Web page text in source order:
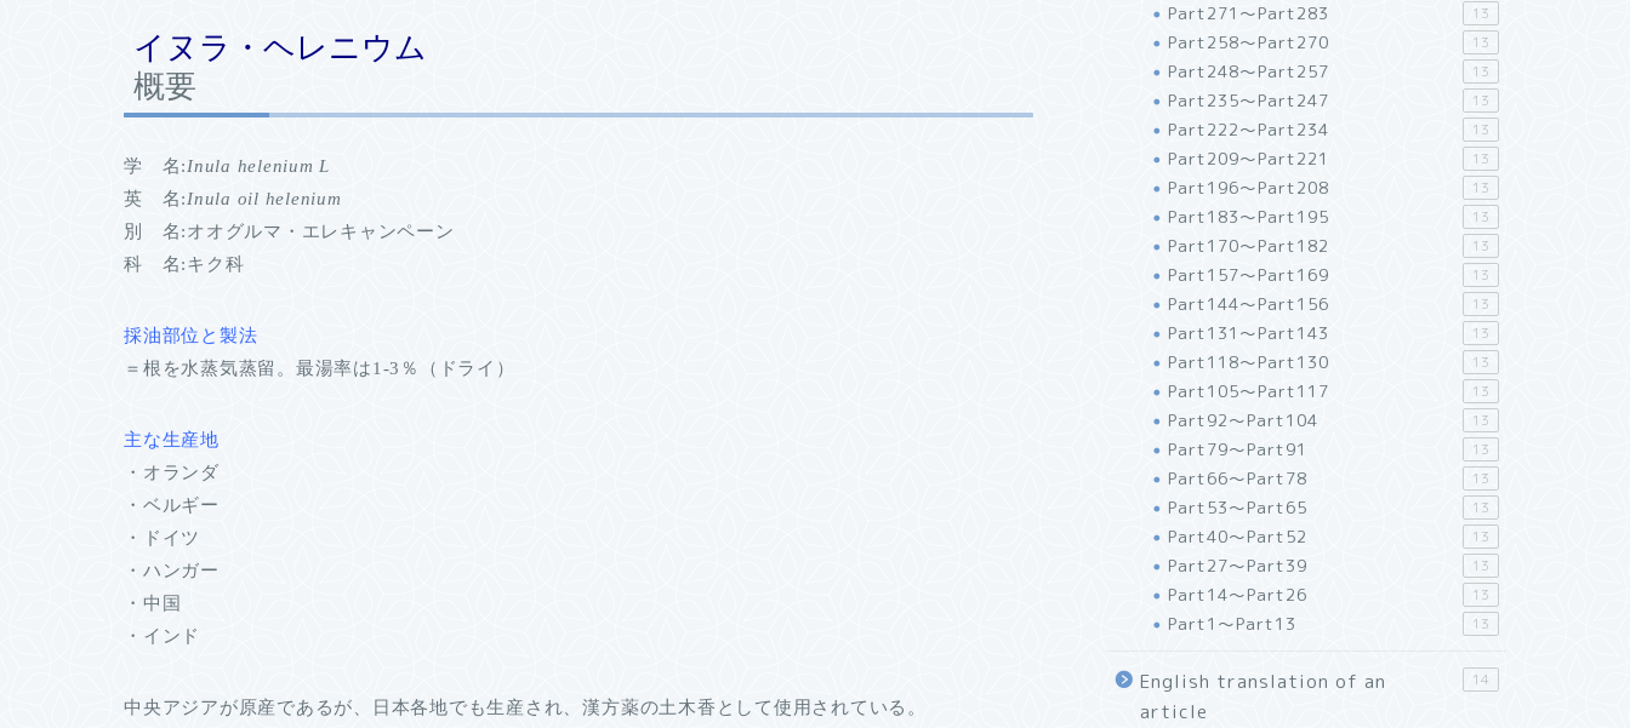
イヌラ・ヘレニウム
概要
学 名:Inula helenium L
英 名:Inula oil helenium
別 名:オオグルマ・エレキャンペーン
科 名:キク科
採油部位と製法
＝根を水蒸気蒸留。最湯率は1-3％（ドライ）
主な生産地
・オランダ
・ベルギー
・ドイツ
・ハンガー
・中国
・インド
中央アジアが原産であるが、日本各地でも生産され、漢方薬の土木香として使用されている。
Part271～Part283 13
Part258～Part270 13
Part248～Part257 13
Part235～Part247 13
Part222～Part234 13
Part209～Part221 13
Part196～Part208 13
Part183～Part195 13
Part170～Part182 13
Part157～Part169 13
Part144～Part156 13
Part131～Part143 13
Part118～Part130 13
Part105～Part117 13
Part92～Part104 13
Part79～Part91 13
Part66～Part78 13
Part53～Part65 13
Part40～Part52 13
Part27～Part39 13
Part14～Part26 13
Part1～Part13 13
English translation of an
article
14